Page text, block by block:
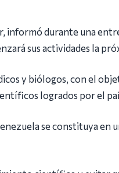
informó durante una
sus actividades la
y biólogos, con el
logrados por el
se constituya en